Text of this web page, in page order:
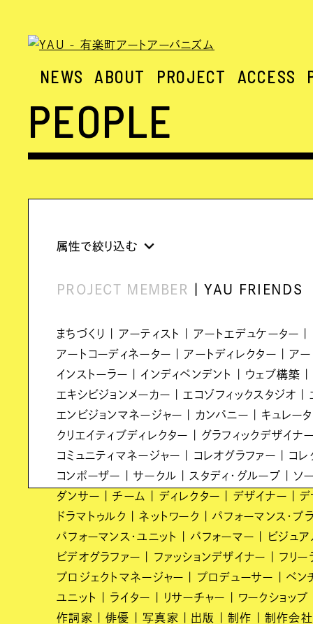
NEWS ABOUT PROJECT ACCESS
PEOPLE
属性で絞り込む
PROJECT MEMBER YAU FRIENDS
まちづくり アーティスト
アートエデュケーター
アートコーディネーター
アートディレクター
アー
インストーラー
インディペンデント
ウェブ構築
エキシビジョンメーカー
エコゾフィックスタジオ
エンビジョンマネージャー
カンパニー
キュレー
クリエイティブディレクター
グラフィックデザイナ
コミュニティマネージャー
コレオグラファー
コレ
コンポーザー
サークル スタディ・グループ
ソ
ダンサー
チーム ディレクター デザイナー
デ
ドラマトゥルク
ネットワーク
パフォーマンス・プ
パフォーマンス・ユニット
パフォーマー
ビジュ
ビデオグラファー
ファッションデザイナー
フリー
プロジェクトマネージャー
プロデューサー
ベン
ユニット
ライター リサーチャー
ワークショップ
作詞家
俳優 写真家 出版 制作
制作会社